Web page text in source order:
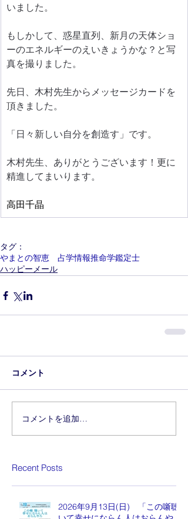
いました。
もしかして、惑星直列、新月の天体ショ
ーのエネルギーのえいきょうかな？と写
真を撮りました。
先日、木村先生からメッセージカードを
頂きました。
「日々新しい自分を創造す」です。
木村先生、ありがとうございます！更に
精進してまいります。
高田千晶
タグ：
やまとの智恵 占学情報推命学鑑定士
ハッピーメール
コメント
コメントを追加…
Recent Posts
2026年9月13日(日) 「この噺聴